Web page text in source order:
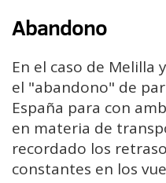
Abandono
En el caso de Melilla
el "abandono" de
España para con
en materia de
recordado los
constantes en los